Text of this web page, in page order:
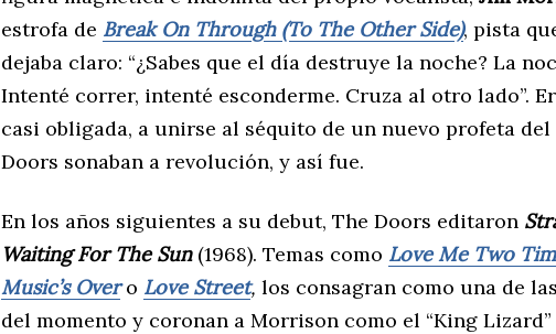
estrofa de Break On Through (To The Other Side), pista
dejaba claro: “¿Sabes que el día destruye la noche? La
Intenté correr, intenté esconderme. Cruza al otro lado”.
casi obligada, a unirse al séquito de un nuevo profeta del
Doors sonaban a revolución, y así fue.
En los años siguientes a su debut, The Doors editaron
Waiting For The Sun(1968). Temas como Love Me Two
Music’s Over o Love Street, los consagran como una de
del momento y coronan a Morrison como el “King